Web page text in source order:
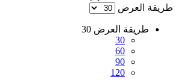
طريقة العرض
طريقة العرض 30
30
60
90
120